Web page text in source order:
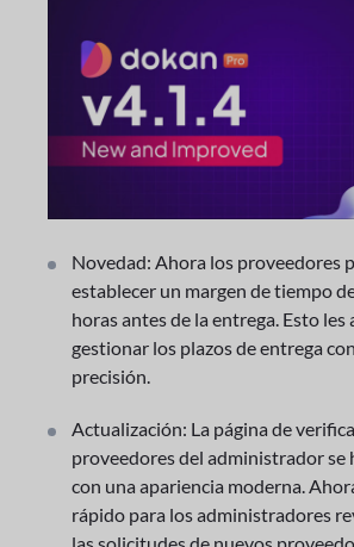
Novedad: Ahora los proveedores
establecer un margen de tiempo
horas antes de la entrega. Esto les
gestionar los plazos de entrega
precisión.
Actualización: La página de
proveedores del administrador se
con una apariencia moderna.
rápido para los administradores